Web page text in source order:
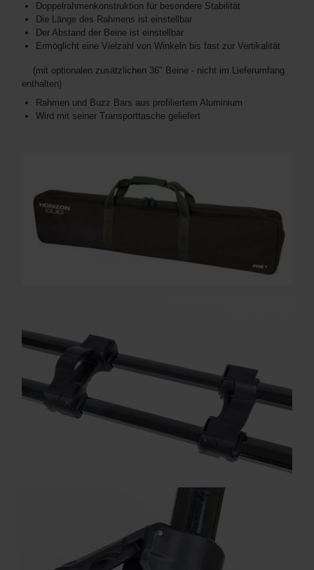
Doppelrahmenkonstruktion für besondere Stabilität
Die Länge des Rahmens ist einstellbar
Der Abstand der Beine ist einstellbar
Ermöglicht eine Vielzahl von Winkeln bis fast zur Vertikalität
(mit optionalen zusätzlichen 36" Beine - nicht im Lieferumfang
enthalten)
Rahmen und Buzz Bars aus profiliertem Aluminium
Wird mit seiner Transporttasche geliefert